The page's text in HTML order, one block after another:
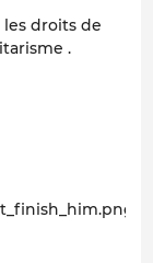
droits de
.